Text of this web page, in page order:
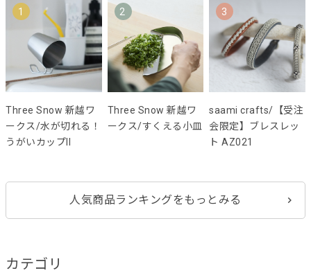
1
Three Snow 新越ワ
ークス/水が切れる！
うがいカップII
2
Three Snow 新越ワ
ークス/すくえる小皿
3
saami crafts/【受注
会限定】ブレスレッ
ト AZ021
人気商品ランキングをもっとみる
カテゴリ